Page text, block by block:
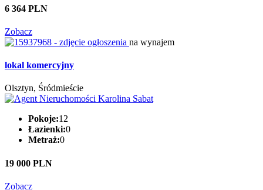
6 364 PLN
Zobacz
na wynajem
lokal komercyjny
Olsztyn, Śródmieście
Pokoje:12
Łazienki:0
Metraż:0
19 000 PLN
Zobacz